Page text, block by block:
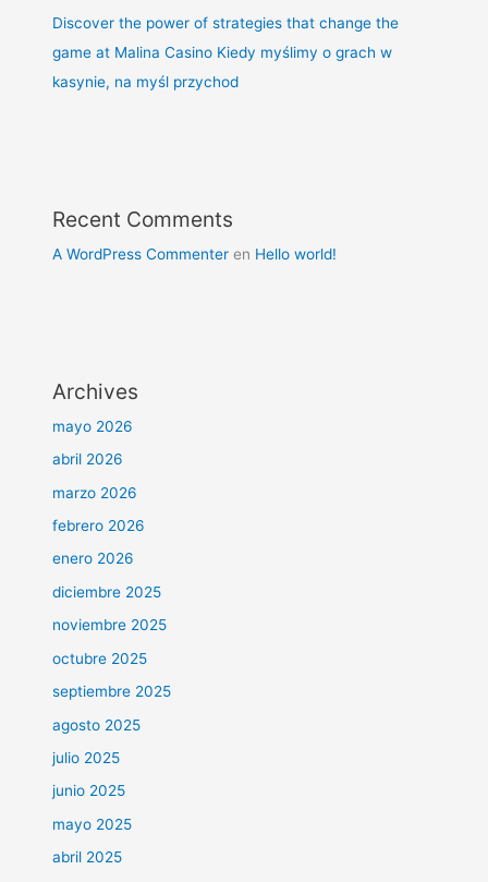
Discover the power of strategies that change the
game at Malina Casino Kiedy myślimy o grach w
kasynie, na myśl przychod
Recent Comments
A WordPress Commenter en Hello world!
Archives
mayo 2026
abril 2026
marzo 2026
febrero 2026
enero 2026
diciembre 2025
noviembre 2025
octubre 2025
septiembre 2025
agosto 2025
julio 2025
junio 2025
mayo 2025
abril 2025